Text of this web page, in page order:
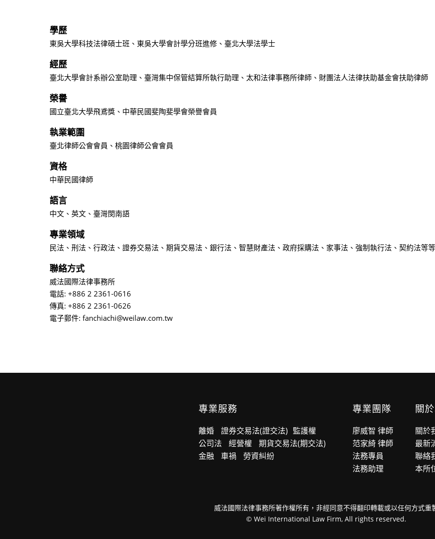
學歷
東吳大學科技法律碩士班、東吳大學會計學分班進修、臺北大學法學士
經歷
臺北大學會計系辦公室助理、臺灣集中保管結算所執行助理、太和法律事務所律師、財團法人法律扶助基金會扶助律師
榮譽
國立臺北大學飛鳶獎、中華民國斐陶斐學會榮譽會員
執業範圍
臺北律師公會會員、桃園律師公會會員
資格
中華民國律師
語言
中文、英文、臺灣閔南語
專業領域
民法、刑法、行政法、證券交易法、期貨交易法、銀行法、智慧財產法、政府採購法、家事法、強制執行法、契約法等
聯絡方式
威法國際法律事務所
電話: +886 2 2361-0616
傳真: +886 2 2361-0626
電子郵件: fanchiachi@weilaw.com.tw
專業服務
離婚 證券交易法(證交法) 監護權
公司法
經營權
期貨交易法(期交法)
金融
車禍 勞資糾紛
專業團隊
廖威智 律師
范家綺 律師
法務專員
法務助理
關
關於
最新
聯絡
本所
威法國際法律事務所著作權所有，非經同意不得翻印轉載或以任何方式重
© Wei International Law Firm, All rights reserved.